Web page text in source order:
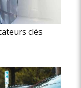
clés